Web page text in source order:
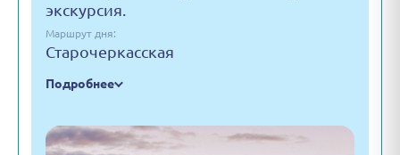
экскурсия.
Маршрут дня:
Старочеркасская
Подробнее